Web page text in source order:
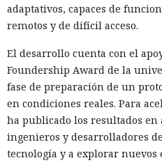
adaptativos, capaces de
remotos y de difícil acceso.
El desarrollo cuenta con el
Foundership Award de la
fase de preparación de un
en condiciones reales. Para
ha publicado los resultados en
ingenieros y desarrolladores
tecnología y a explorar nuevos